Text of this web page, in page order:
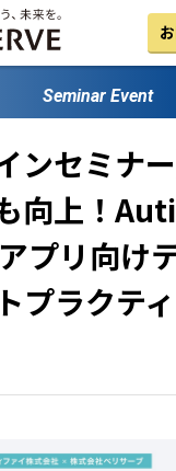
Seminar Event
ンセミナ
向上！
プリ向け
プラクテ